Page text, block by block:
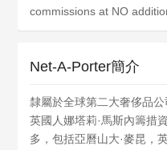
commissions at NO
Net-A-Porter簡介
隸屬於全球第二大奢侈品
英國人娜塔莉·馬斯內籌措
多，包括亞曆山大·麥昆，